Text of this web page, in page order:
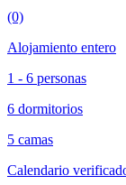
(0)
Alojamiento entero
1 - 6 personas
6 dormitorios
5 camas
Calendario